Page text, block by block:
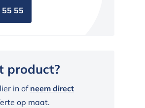
55
product?
in of neem direct
op maat.